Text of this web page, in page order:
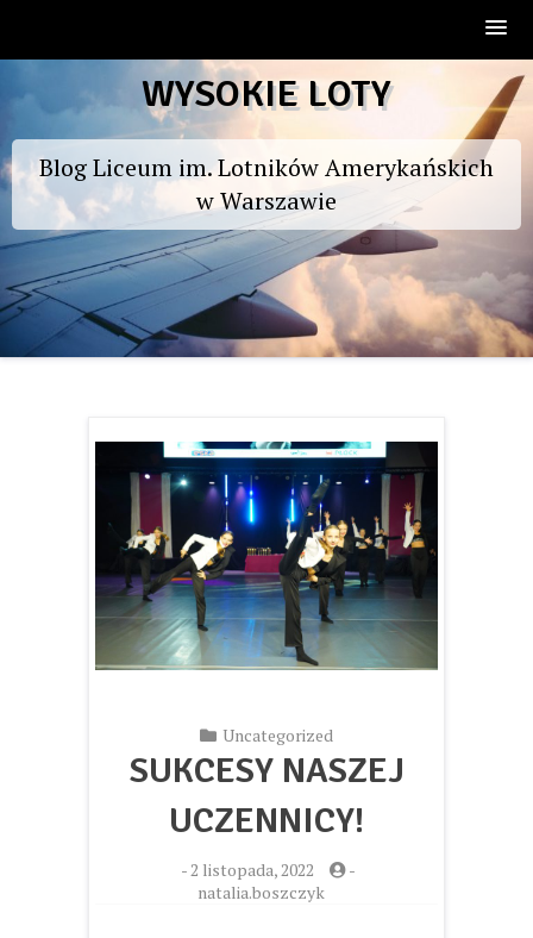
to
WYSOKIE LOTY
Blog Liceum im. Lotników Amerykańskich
w Warszawie
Uncategorized
SUKCESY NASZEJ
UCZENNICY!
-2 listopada, 2022
-
natalia.boszczyk